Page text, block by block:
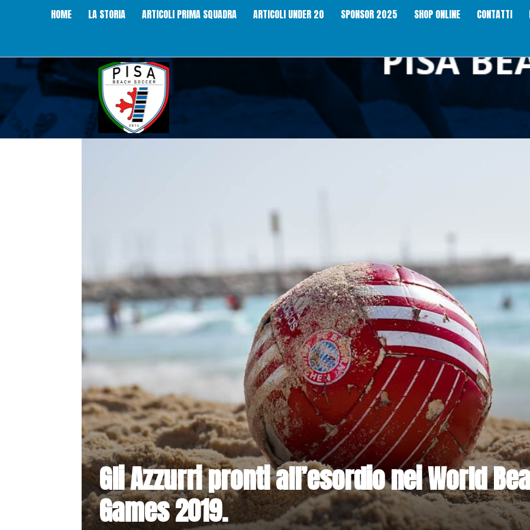
HOME LA STORIA ARTICOLI PRIMA SQUADRA ARTICOLI UNDER 20 SPONSOR 2025 SHOP ONLINE CONTATTI
Pisa
Beach
Soccer
Gli Azzurri pronti all’esordio nei World
Games 2019.